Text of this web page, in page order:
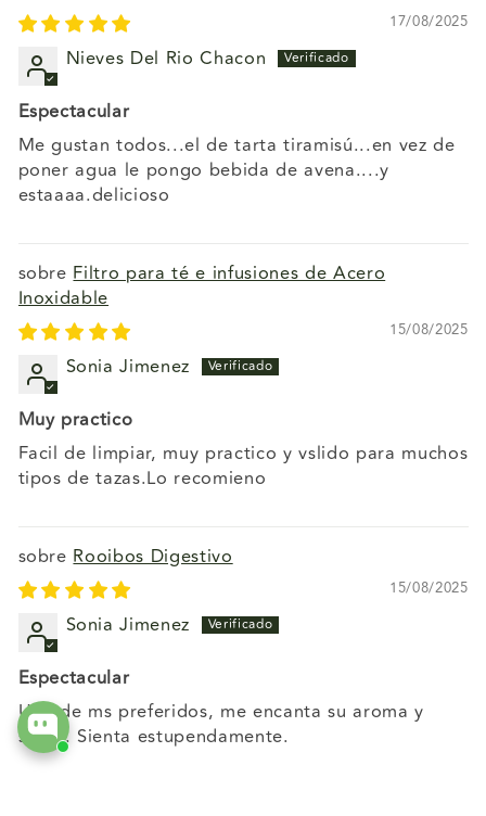
17/08/2025
Nieves Del Rio Chacon
Espectacular
Me gustan todos...el de tarta tiramisú...en vez de
poner agua le pongo bebida de avena....y
estaaaa.delicioso
Filtro para té e infusiones de Acero
Inoxidable
15/08/2025
Sonia Jimenez
Muy practico
Facil de limpiar, muy practico y vslido para muchos
tipos de tazas.Lo recomieno
Rooibos Digestivo
15/08/2025
Sonia Jimenez
Espectacular
Uno de ms preferidos, me encanta su aroma y
sabor. Sienta estupendamente.